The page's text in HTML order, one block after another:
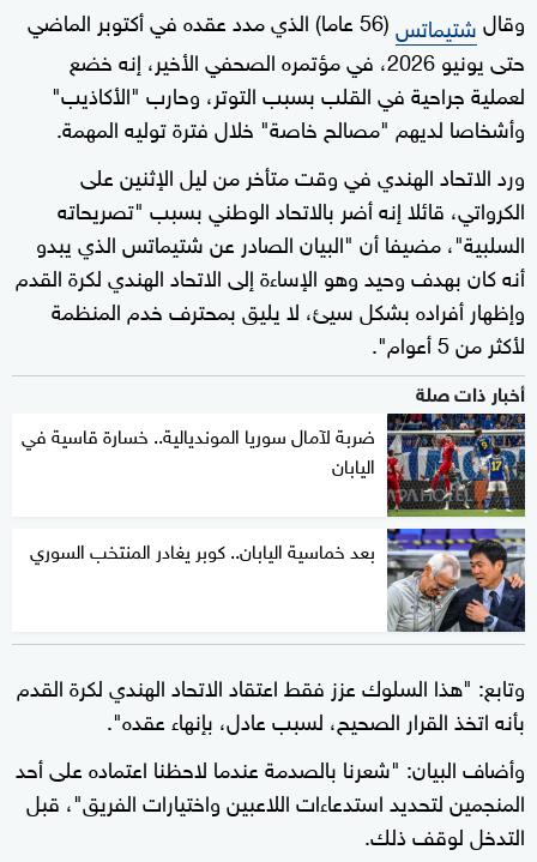
وقالشتيماتس
(56 عاما) الذي مدد عقده في أكتوبر الماضي
حتى يونيو 2026، في مؤتمره الصحفي الأخير، إنه خضع
لعملية جراحية في القلب بسبب التوتر، وحارب "الأكاذيب"
وأشخاصا لديهم "مصالح خاصة" خلال فترة توليه المهمة.
ورد الاتحاد الهندي في وقت متأخر من ليل الإثنين على
الكرواتي، قائلا إنه أضر بالاتحاد الوطني بسبب "تصريحاته
السلبية"، مضيفا أن "البيان الصادر عن شتيماتس الذي يبدو
أنه كان بهدف وحيد وهو الإساءة إلى الاتحاد الهندي لكرة القدم
وإظهار أفراده بشكل سيئ، لا يليق بمحترف خدم المنظمة
لأكثر من 5 أعوام".
أخبار ذات صلة
ضربة لآمال سوريا المونديالية.. خسارة قاسية في
اليابان
بعد خماسية اليابان.. كوبر يغادر المنتخب السوري
وتابع: "هذا السلوك عزز فقط اعتقاد الاتحاد الهندي لكرة القدم
بأنه اتخذ القرار الصحيح، لسبب عادل، بإنهاء عقده".
وأضاف البيان: "شعرنا بالصدمة عندما لاحظنا اعتماده على أحد
المنجمين لتحديد استدعاءات اللاعبين واختيارات الفريق"، قبل
التدخل لوقف ذلك.